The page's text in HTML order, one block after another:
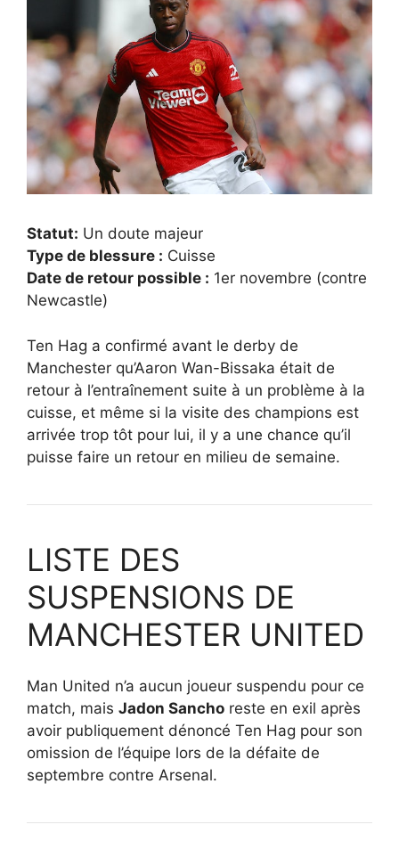
Statut: Un doute majeur
Type de blessure : Cuisse
Date de retour possible : 1er novembre (contre
Newcastle)
Ten Hag a confirmé avant le derby de
Manchester qu’Aaron Wan-Bissaka était de
retour à l’entraînement suite à un problème à la
cuisse, et même si la visite des champions est
arrivée trop tôt pour lui, il y a une chance qu’il
puisse faire un retour en milieu de semaine.
LISTE DES
SUSPENSIONS DE
MANCHESTER UNITED
Man United n’a aucun joueur suspendu pour ce
match, mais Jadon Sancho reste en exil après
avoir publiquement dénoncé Ten Hag pour son
omission de l’équipe lors de la défaite de
septembre contre Arsenal.